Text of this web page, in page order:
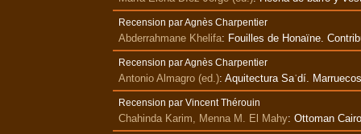
Recension par Agnès Charpentier
Abderrahmane Khelifa: Fouilles de Honaïne.
Recension par Agnès Charpentier
Antonio Almagro (ed.): Aquitectura Saʿdí.
Recension par Vincent Thérouin
Chahinda Karim, Menna M. El Mahy: Ottoman